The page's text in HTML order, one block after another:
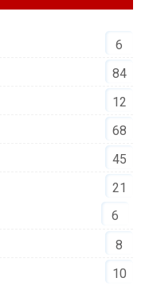
6
84
12
68
45
21
6
8
10